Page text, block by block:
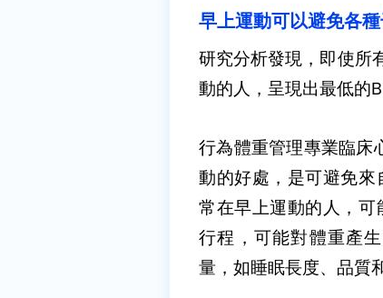
早上運動可以避免各
研究分析發現，即使所
動的人，呈現出最低的
行為體重管理專業臨床
動的好處，是可避免
常在早上運動的人，
行程，可能對體重產
量，如睡眠長度、品質